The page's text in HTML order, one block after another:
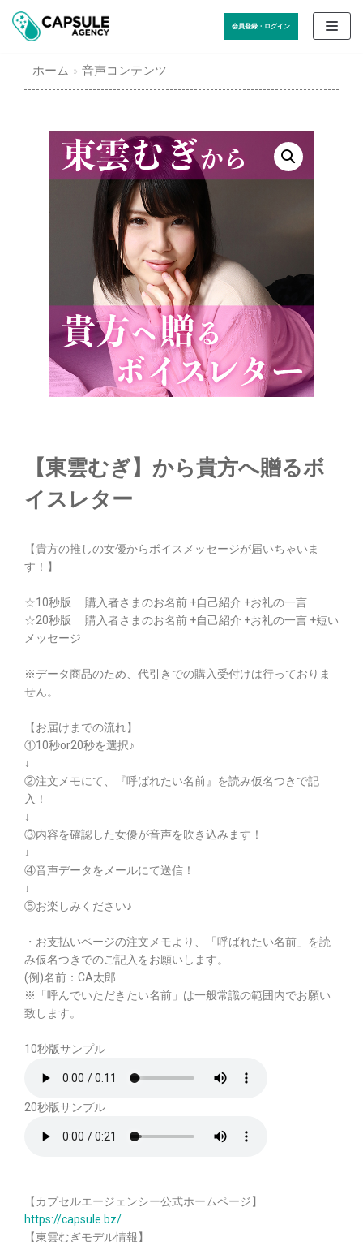
コ
ン
ツ
会員登録・ログイン
ホーム » 音声コンテンツ
【東雲むぎ】から貴方へ贈るボ
イスレター
【貴方の推しの女優からボイスメッセージが届いちゃいま
す！】
☆10秒版 購入者さまのお名前 +自己紹介 +お礼の一言
☆20秒版 購入者さまのお名前 +自己紹介 +お礼の一言 +短い
メッセージ
※データ商品のため、代引きでの購入受付けは行っておりま
せん。
【お届けまでの流れ】
①10秒or20秒を選択♪
↓
②注文メモにて、『呼ばれたい名前』を読み仮名つきで記
入！
↓
③内容を確認した女優が音声を吹き込みます！
↓
④音声データをメールにて送信！
↓
⑤お楽しみください♪
・お支払いページの注文メモより、「呼ばれたい名前」を読
み仮名つきでのご記入をお願いします。
(例)名前：CA太郎
※「呼んでいただきたい名前」は一般常識の範囲内でお願い
致します。
10秒版サンプル
20秒版サンプル
【カプセルエージェンシー公式ホームページ】
https://capsule.bz/
【東雲むぎモデル情報】